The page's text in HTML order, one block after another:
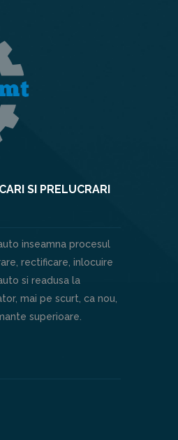
SI PRELUCRARI
inseamna procesul
rectificare, inlocuire
si readusa la
mai pe scurt, ca nou,
superioare.